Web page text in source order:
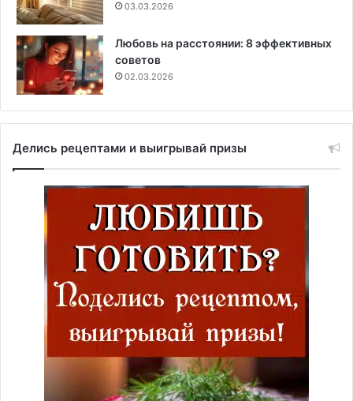
03.03.2026
Любовь на расстоянии: 8 эффективных
советов
02.03.2026
Делись рецептами и выигрывай призы